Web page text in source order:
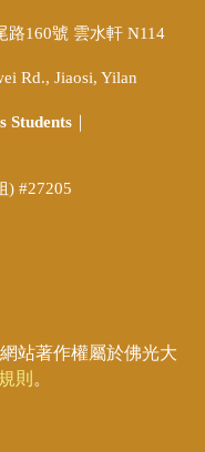
路160號 雲水軒 N114
Rd., Jiaosi, Yilan
Students
) #27205
站著作權屬於佛光大
則。